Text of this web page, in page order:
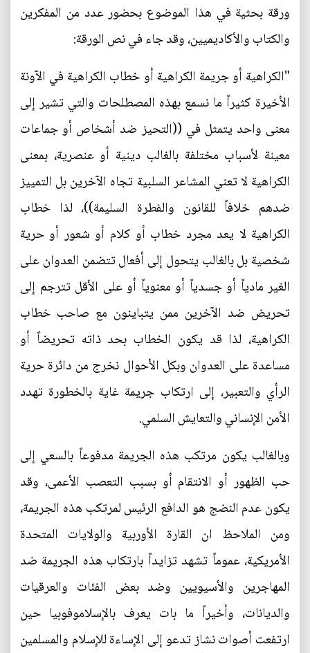
ورقة بحثية في هذا الموضوع بحضور عدد من المفكرين
والكتاب والأكاديميين، وقد جاء في نص الورقة:
"الكراهية أو جريمة الكراهية أو خطاب الكراهية في الآونة
الأخيرة كثيراً ما نسمع بهذه المصطلحات والتي تشير إلى
معنى واحد يتمثل في ((التحيز ضد أشخاص أو جماعات
معينة لأسباب مختلفة بالغالب دينية أو عنصرية، بمعنى
الكراهية لا تعني المشاعر السلبية تجاه الآخرين بل التمييز
ضدهم خلافاً للقانون والفطرة السليمة))، لذا خطاب
الكراهية لا يعد مجرد خطاب أو كلام أو شعور أو حرية
شخصية بل بالغالب يتحول إلى أفعال تتضمن العدوان على
الغير مادياً أو جسدياً أو معنوياً أو على الأقل تترجم إلى
تحريض ضد الآخرين ممن يتباينون مع صاحب خطاب
الكراهية، لذا قد يكون الخطاب بحد ذاته تحريضاً أو
مساعدة على العدوان وبكل الأحوال نخرج من دائرة حرية
الرأي والتعبير، إلى ارتكاب جريمة غاية بالخطورة تهدد
الأمن الإنساني والتعايش السلمي.
وبالغالب يكون مرتكب هذه الجريمة مدفوعاً بالسعي إلى
حب الظهور أو الانتقام أو بسبب التعصب الأعمى، وقد
يكون عدم النضج هو الدافع الرئيس لمرتكب هذه الجريمة،
ومن الملاحظ ان القارة الأوربية والولايات المتحدة
الأمريكية، عموماً تشهد تزايداً بارتكاب هذه الجريمة ضد
المهاجرين والأسيويين وضد بعض الفئات والعرقيات
والديانات، وأخيراً ما بات يعرف بالإسلاموفوبيا حين
ارتفعت أصوات نشاز تدعو إلى الإساءة للإسلام والمسلمين